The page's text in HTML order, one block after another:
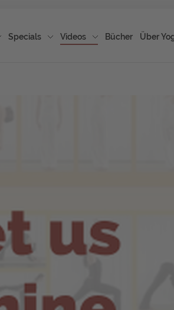
Specials Videos Bücher Über